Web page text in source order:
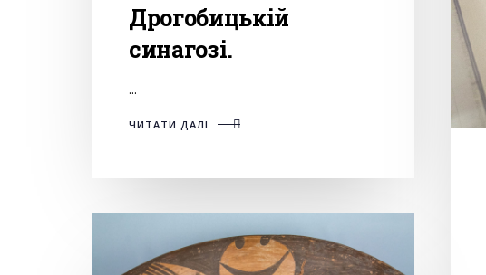
Дрогобицькій
синагозі.
...
ЧИТАТИ ДАЛІ